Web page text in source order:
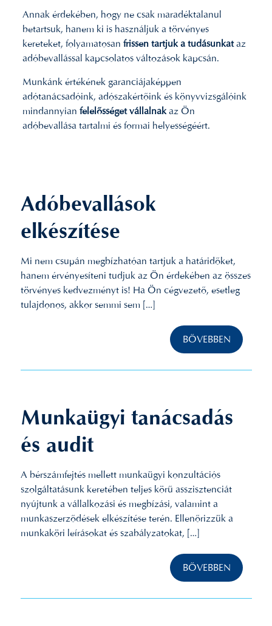
Annak érdekében, hogy ne csak maradéktalanul
betartsuk, hanem ki is használjuk a törvényes
kereteket, folyamatosan frissen tartjuk a tudásunkataz
adóbevallással kapcsolatos változások kapcsán.
Munkánk értékének garanciájaképpen
adótanácsadóink, adószakértőink és könyvvizsgálóink
mindannyianfelelősséget vállalnakaz Ön
adóbevallása tartalmi és formai helyességéért.
Adóbevallások
elkészítése
Mi nem csupán megbízhatóan tartjuk a határidőket,
hanem érvényesíteni tudjuk az Ön érdekében az összes
törvényes kedvezményt is! Ha Ön cégvezető, esetleg
tulajdonos, akkor semmi sem […]
BŐVEBBEN
Munkaügyi tanácsadás
és audit
A bérszámfejtés mellett munkaügyi konzultációs
szolgáltatásunk keretében teljes körű asszisztenciát
nyújtunk a vállalkozási és megbízási, valamint a
munkaszerződések elkészítése terén. Ellenőrizzük a
munkaköri leírásokat és szabályzatokat, […]
BŐVEBBEN